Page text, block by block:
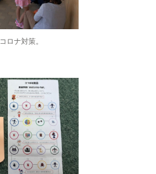
ロナ対策。